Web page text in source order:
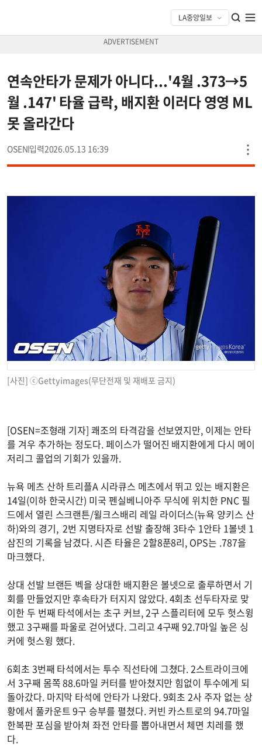
연속안타가 문제가 아니다...'4월 .373→5
월 .147' 타율 급락, 배지환 이러다 영영 ML
못 올라간다
OSEN 2026.05.13 16:39
[사진] ⓒGettyimages(무단전재 및 재배포 금지)
[OSEN=조형래 기자] 쾌조의 타격감을 선보였지만, 이제는 안타
를 겨우 추가하는 정도다. 페이스가 떨어진 배지환에게 다시 메이
저리그 콜업의 기회가 있을까.
뉴욕 메츠 산하 트리플A 시라큐스 메츠에서 뛰고 있는 배지환은
14일(이하 한국시간) 미국 펜실베니아주 무식에 위치한 PNC 필
드에서 열린 스크랜튼/윌크스배리 레일 라이더스(뉴욕 양키스 산
하)와의 경기, 2번 지명타자로 선발 출장해 3타수 1안타 1볼넷 1
삼진의 기록을 남겼다. 시즌 타율은 2할8푼8리, OPS는 .787을
마크했다.
상대 선발 브랜든 벡을 상대한 배지환은 볼넷으로 출루하면서 기
회를 만들었지만 후속타가 터지지 않았다. 4회초 선두타자로 맞
이한 두 번째 타석에서는 초구 커브, 2구 스플리터에 모두 헛스윙
했고 3구째를 파울로 걷어냈다. 그리고 4구째 92.7마일 높은 싱
커에 헛스윙 했다.
6회초 3번째 타석에서는 투수 직선타에 그쳤다. 2스트라이크에
서 3구째 몸쪽 88.6마일 커터를 받아쳤지만 힘없이 투수에게 되
돌아갔다. 마지막 타석에 안타가 나왔다. 9회초 2사 주자 없는 상
황에서 풀카운트 9구 승부를 펼쳤다. 커빈 카스트로의 94.7마일
한복판 포심을 받아쳐 좌전 안타를 뽑아내면서 체면 치레를 했
다.